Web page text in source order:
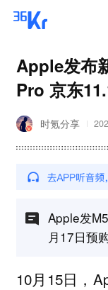
Apple发布
Pro 京东
时氪分享
Apple发
月17日预
10月15日，